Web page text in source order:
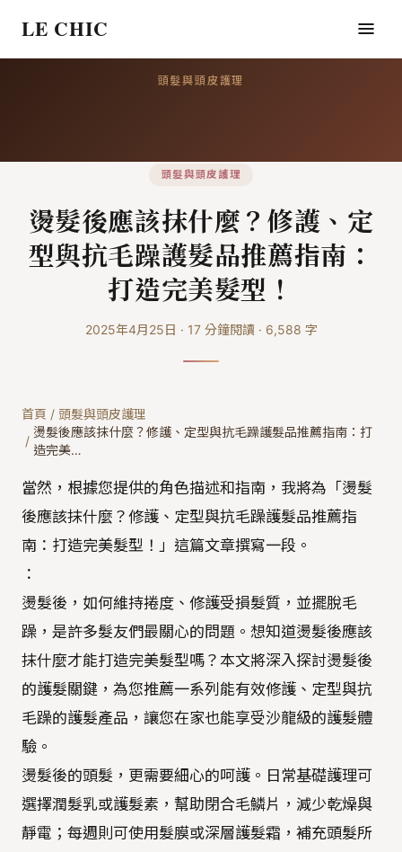
LE CHIC
頭髮與頭皮護理
頭髮與頭皮護理
燙髮後應該抹什麼？修護、定
型與抗毛躁護髮品推薦指南：
打造完美髮型！
2025年4月25日 · 17分鐘閱讀· 6,588 字
首頁 / 頭髮與頭皮護理
/
燙髮後應該抹什麼？修護、定型與抗毛躁護髮品推薦指南：打
造完美…
當然，根據您提供的角色描述和指南，我將為「燙髮
後應該抹什麼？修護、定型與抗毛躁護髮品推薦指
南：打造完美髮型！」這篇文章撰寫一段。
：
燙髮後，如何維持捲度、修護受損髮質，並擺脫毛
躁，是許多髮友們最關心的問題。想知道燙髮後應該
抹什麼才能打造完美髮型嗎？本文將深入探討燙髮後
的護髮關鍵，為您推薦一系列能有效修護、定型與抗
毛躁的護髮產品，讓您在家也能享受沙龍級的護髮體
驗。
燙髮後的頭髮，更需要細心的呵護。日常基礎護理可
選擇潤髮乳或護髮素，幫助閉合毛鱗片，減少乾燥與
靜電；每週則可使用髮膜或深層護髮霜，補充頭髮所